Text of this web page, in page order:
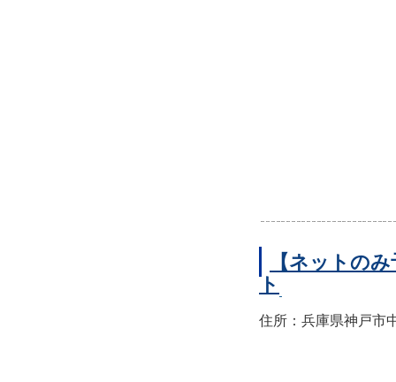
【ネットの
ト
住所：兵庫県神戸市